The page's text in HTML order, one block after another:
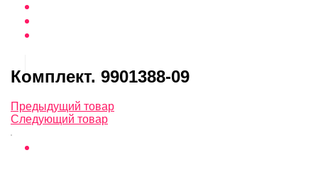
Комплект. 9901388-09
Предыдущий товар
Следующий товар